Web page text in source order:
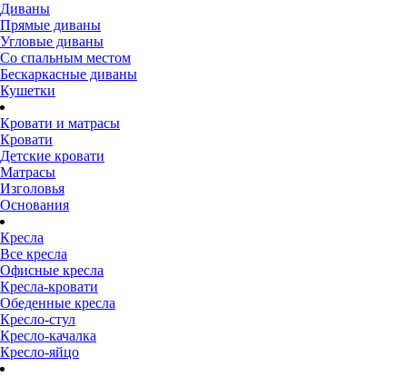
Диваны
Прямые диваны
Угловые диваны
Со спальным местом
Бескаркасные диваны
Кушетки
Кровати и матрасы
Кровати
Детские кровати
Матрасы
Изголовья
Основания
Кресла
Все кресла
Офисные кресла
Кресла-кровати
Обеденные кресла
Кресло-стул
Кресло-качалка
Кресло-яйцо